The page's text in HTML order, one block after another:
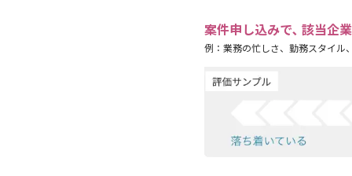
案件申し込みで､ 該当企
例：業務の忙しさ、勤務スタイル